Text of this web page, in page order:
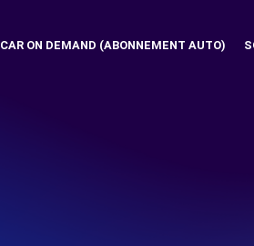
CAR ON DEMAND (ABONNEMENT AUTO)